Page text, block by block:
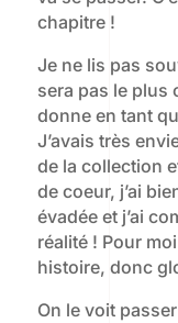
chapitre !
Je ne lis pas
sera pas le
donne en tant
J’avais très
de la collection
de coeur, j’ai
évadée et j’ai
réalité ! Pour
histoire, donc
On le voit